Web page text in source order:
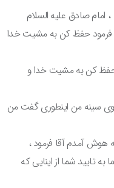
صادق علیه السلام
حفظ کن به مشیت خدا
کن به مشیت خدا و
من اینطوری گفت من
آمدم آقا فرمود ،
شما از اینایی که